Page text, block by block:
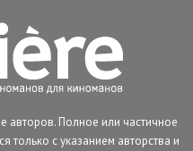
авторов. Полное или частичное
только с указанием авторства и